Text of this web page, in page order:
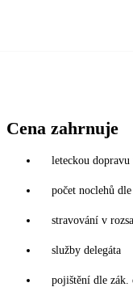
Cena zahrnuje
leteckou
počet noclehů
stravování v
služby delegáta
pojištění dle zák.